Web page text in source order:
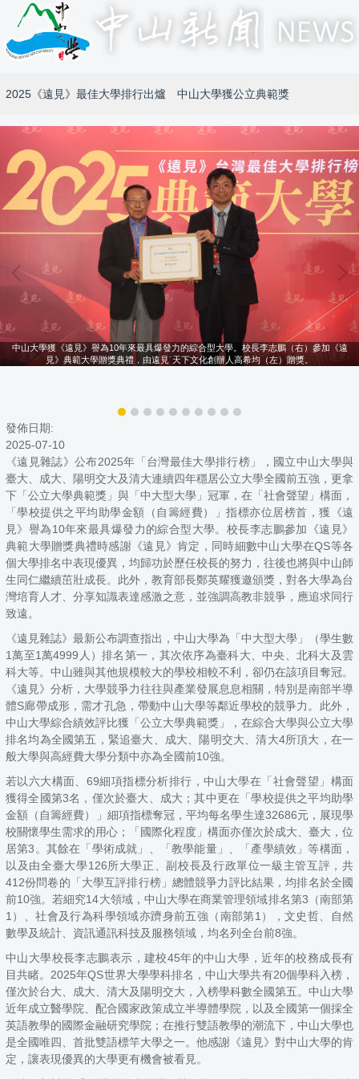
2025《遠見》最佳大學排行出爐 中山大學獲公立典範獎
中山大學獲《遠見》譽為10年來最具爆發力的綜合型大學。校長李志鵬（右）參加《遠
見》典範大學贈獎典禮，由遠見˙天下文化創辦人高希均（左）贈獎。
發佈日期:
2025-07-10
《遠見雜誌》公布2025年「台灣最佳大學排行榜」，國立中山大學與
臺大、成大、陽明交大及清大連續四年穩居公立大學全國前五強，更拿
下「公立大學典範獎」與「中大型大學」冠軍，在「社會聲望」構面，
「學校提供之平均助學金額（自籌經費）」指標亦位居榜首，獲《遠
見》譽為10年來最具爆發力的綜合型大學。校長李志鵬參加《遠見》
典範大學贈獎典禮時感謝《遠見》肯定，同時細數中山大學在QS等各
個大學排名中表現優異，均歸功於歷任校長的努力，往後也將與中山師
生同仁繼續茁壯成長。此外，教育部長鄭英耀獲邀頒獎，對各大學為台
灣培育人才、分享知識表達感激之意，並強調高教非競爭，應追求同行
致遠。
《遠見雜誌》最新公布調查指出，中山大學為「中大型大學」（學生數
1萬至1萬4999人）排名第一，其次依序為臺科大、中央、北科大及雲
科大等。中山雖與其他規模較大的學校相較不利，卻仍在該項目奪冠。
《遠見》分析，大學競爭力往往與產業發展息息相關，特別是南部半導
體S廊帶成形，需才孔急，帶動中山大學等鄰近學校的競爭力。此外，
中山大學綜合績效評比獲「公立大學典範獎」，在綜合大學與公立大學
排名均為全國第五，緊追臺大、成大、陽明交大、清大4所頂大，在一
般大學與高經費大學分類中亦為全國前10強。
若以六大構面、69細項指標分析排行，中山大學在「社會聲望」構面
獲得全國第3名，僅次於臺大、成大；其中更在「學校提供之平均助學
金額（自籌經費）」細項指標奪冠，平均每名學生達32686元，展現學
校關懷學生需求的用心；「國際化程度」構面亦僅次於成大、臺大，位
居第3。其餘在「學術成就」、「教學能量」、「產學績效」等構面，
以及由全臺大學126所大學正、副校長及行政單位一級主管互評，共
412份問卷的「大學互評排行榜」總體競爭力評比結果，均排名於全國
前10強。若細究14大領域，中山大學在商業管理領域排名第3（南部第
1）、社會及行為科學領域亦躋身前五強（南部第1），文史哲、自然
數學及統計、資訊通訊科技及服務領域，均名列全台前8強。
中山大學校長李志鵬表示，建校45年的中山大學，近年的校務成長有
目共睹。2025年QS世界大學學科排名，中山大學共有20個學科入榜，
僅次於台大、成大、清大及陽明交大，入榜學科數全國第五。中山大學
近年成立醫學院、配合國家政策成立半導體學院，以及全國第一個採全
英語教學的國際金融研究學院；在推行雙語教學的潮流下，中山大學也
是全國唯四、首批雙語標竿大學之一。他感謝《遠見》對中山大學的肯
定，讓表現優異的大學更有機會被看見。